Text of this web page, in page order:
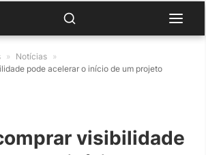
» Notícias »
pode acelerar o início de um projeto
visibilidade